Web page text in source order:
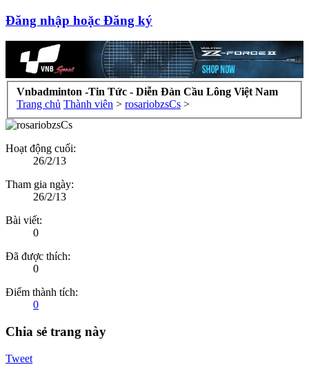
Đăng nhập hoặc Đăng ký
Vnbadminton -Tin Tức - Diễn Đàn Cầu Lông Việt Nam
Trang chủ Thành viên > rosariobzsCs >
Hoạt động cuối:
26/2/13
Tham gia ngày:
26/2/13
Bài viết:
0
Đã được thích:
0
Điểm thành tích:
0
Chia sẻ trang này
Tweet